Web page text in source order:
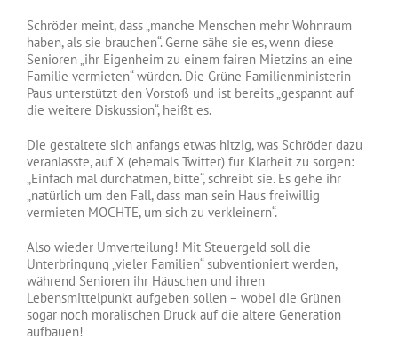
Schröder meint, dass „manche Menschen mehr Wohnraum
haben, als sie brauchen“. Gerne sähe sie es, wenn diese
Senioren „ihr Eigenheim zu einem fairen Mietzins an eine
Familie vermieten“ würden. Die Grüne Familienministerin
Paus unterstützt den Vorstoß und ist bereits „gespannt auf
die weitere Diskussion“, heißt es.
Die gestaltete sich anfangs etwas hitzig, was Schröder dazu
veranlasste, auf X (ehemals Twitter) für Klarheit zu sorgen:
„Einfach mal durchatmen, bitte“, schreibt sie. Es gehe ihr
„natürlich um den Fall, dass man sein Haus freiwillig
vermieten MÖCHTE, um sich zu verkleinern“.
Also wieder Umverteilung! Mit Steuergeld soll die
Unterbringung „vieler Familien“ subventioniert werden,
während Senioren ihr Häuschen und ihren
Lebensmittelpunkt aufgeben sollen – wobei die Grünen
sogar noch moralischen Druck auf die ältere Generation
aufbauen!